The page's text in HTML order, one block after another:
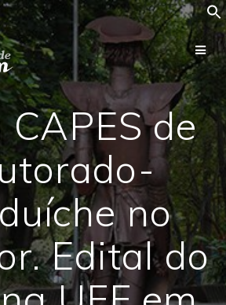
to
content
de
no
Edital do